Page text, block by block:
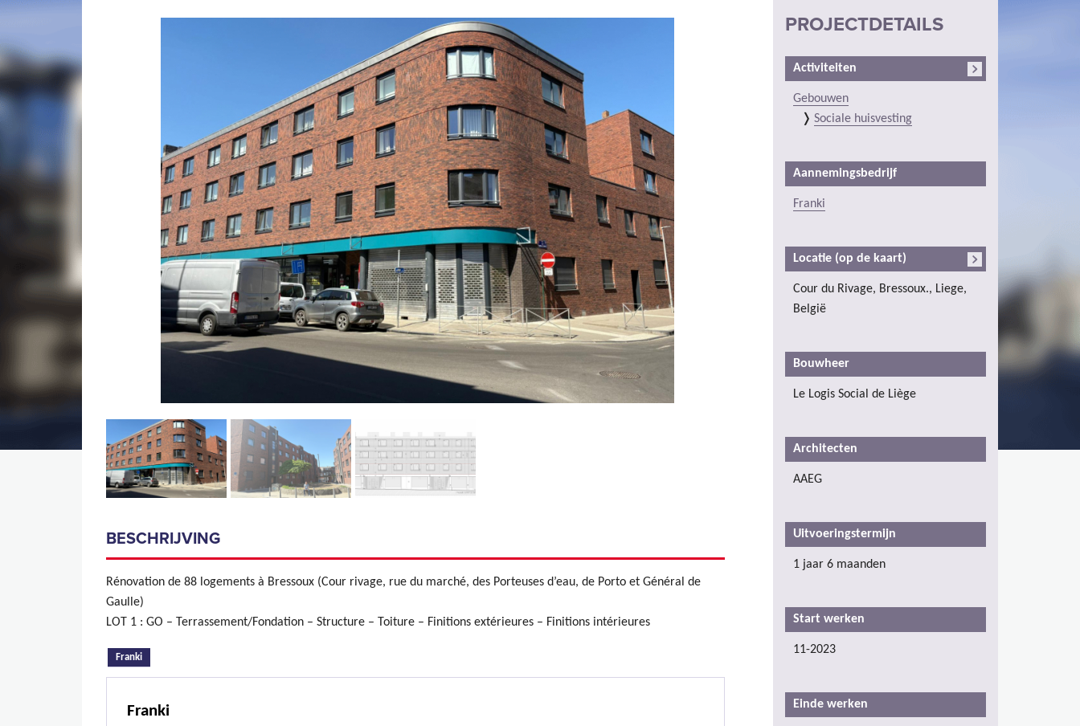
BESCHRIJVING
Rénovation de 88 logements à Bressoux (Cour rivage, rue du marché, des Porteuses d’eau, de Porto et Général de
Gaulle)
LOT 1 : GO – Terrassement/Fondation – Structure – Toiture – Finitions extérieures – Finitions intérieures
Franki
Franki
PROJECTDETAILS
Activiteiten
Gebouwen
Sociale huisvesting
Aannemingsbedrijf
Franki
Locatie (op de kaart)
Cour du Rivage, Bressoux., Liege,
België
Bouwheer
Le Logis Social de Liège
Architecten
AAEG
Uitvoeringstermijn
1 jaar 6 maanden
Start werken
11-2023
Einde werken